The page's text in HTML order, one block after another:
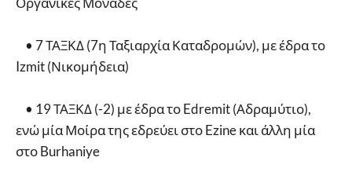
• 7 ΤΑΞΚΔ (7η Ταξιαρχία Καταδρομών), με έδρα το
Izmit (Νικομήδεια)
• 19 ΤΑΞΚΔ (-2) με έδρα το Edremit (Αδραμύτιο),
ενώ μία Μοίρα της εδρεύει στο Ezine και άλλη μία
στο Burhaniye